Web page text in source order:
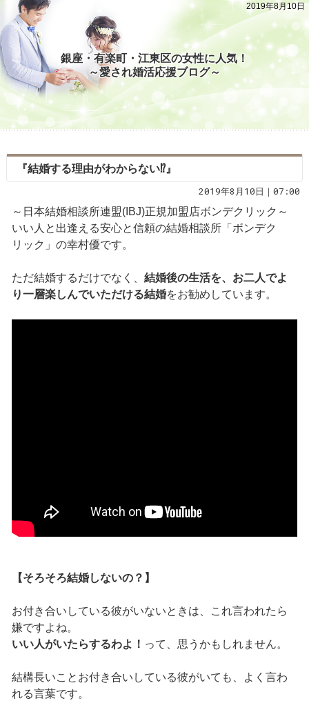
2019年8月10日
銀座・有楽町・江東区の女性に人気！
～愛され婚活応援ブログ～
『結婚する理由がわからない⁉』
2019年8月10日｜07:00
～日本結婚相談所連盟(IBJ)正規加盟店ボンデクリック～
いい人と出逢える安心と信頼の結婚相談所「ボンデク
リック」の幸村優です。
ただ結婚するだけでなく、 結婚後の生活を、お二人でよ
り一層楽しんでいただける結婚をお勧めしています。
【そろそろ結婚しないの？】
お付き合いしている彼がいないときは、これ言われたら
嫌ですよね。
いい人がいたらするわよ！ って、思うかもしれません。
結構長いことお付き合いしている彼がいても、よく言わ
れる言葉です。